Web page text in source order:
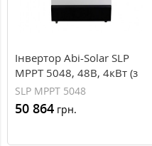
Інвертор Abi-Solar SLP
MPPT 5048, 48В, 4кВт (з
захистом від пилу)
SLP MPPT 5048
50 864 грн.